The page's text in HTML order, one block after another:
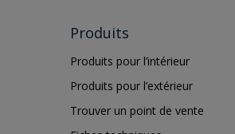
Produits
Produits pour l’intérieur
Produits pour l’extérieur
Trouver un point de vente